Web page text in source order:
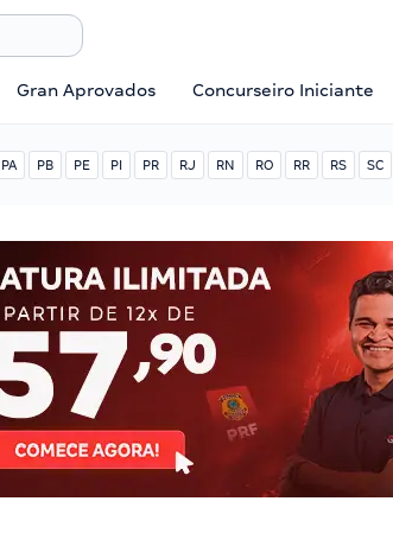
Gran Aprovados Concurseiro Iniciante
PA PB PE PI PR RJ RN RO RR RS SC